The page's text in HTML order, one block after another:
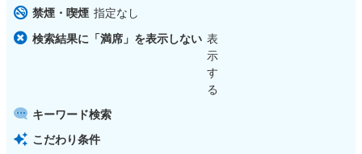
禁煙・喫煙 指定なし
検索結果に「満席」を表示しない 表
示
す
る
キーワード検索
こだわり条件